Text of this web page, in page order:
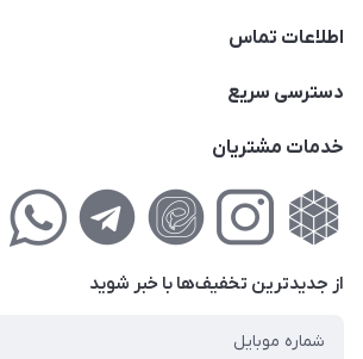
اطلاعات تماس
02177111474
کوچه گلریز 4 غربی ، پلاک 13
دسترسی سریع
حساب کاربری
لیست محصولات
خدمات مشتریان
راهنمای‌خرید‌آنلاین
حریم خصوصی
فروش‌اقساطی
از جدید‌ترین تخفیف‌ها با‌ خبر شوید